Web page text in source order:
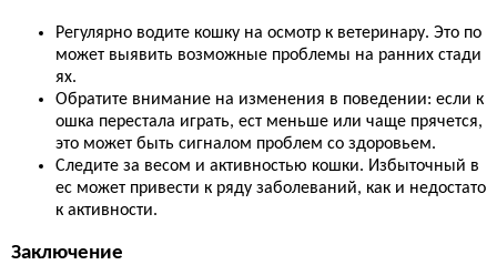
Регулярно водите кошку на осмотр к ветеринару. Это по
может выявить возможные проблемы на ранних стади
ях.
Обратите внимание на изменения в поведении: если к
ошка перестала играть, ест меньше или чаще прячется,
это может быть сигналом проблем со здоровьем.
Следите за весом и активностью кошки. Избыточный в
ес может привести к ряду заболеваний, как и недостато
к активности.
Заключение